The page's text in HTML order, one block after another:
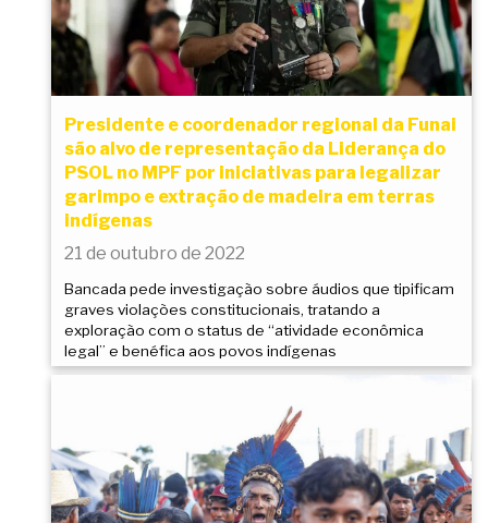
Presidente e coordenador regional da Funai
são alvo de representação da Liderança do
PSOL no MPF por iniciativas para legalizar
garimpo e extração de madeira em terras
indígenas
21 de outubro de 2022
Bancada pede investigação sobre áudios que tipificam
graves violações constitucionais, tratando a
exploração com o status de “atividade econômica
legal” e benéfica aos povos indígenas